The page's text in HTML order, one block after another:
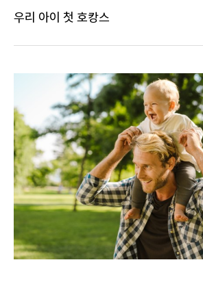
우리 아이 첫 호캉스